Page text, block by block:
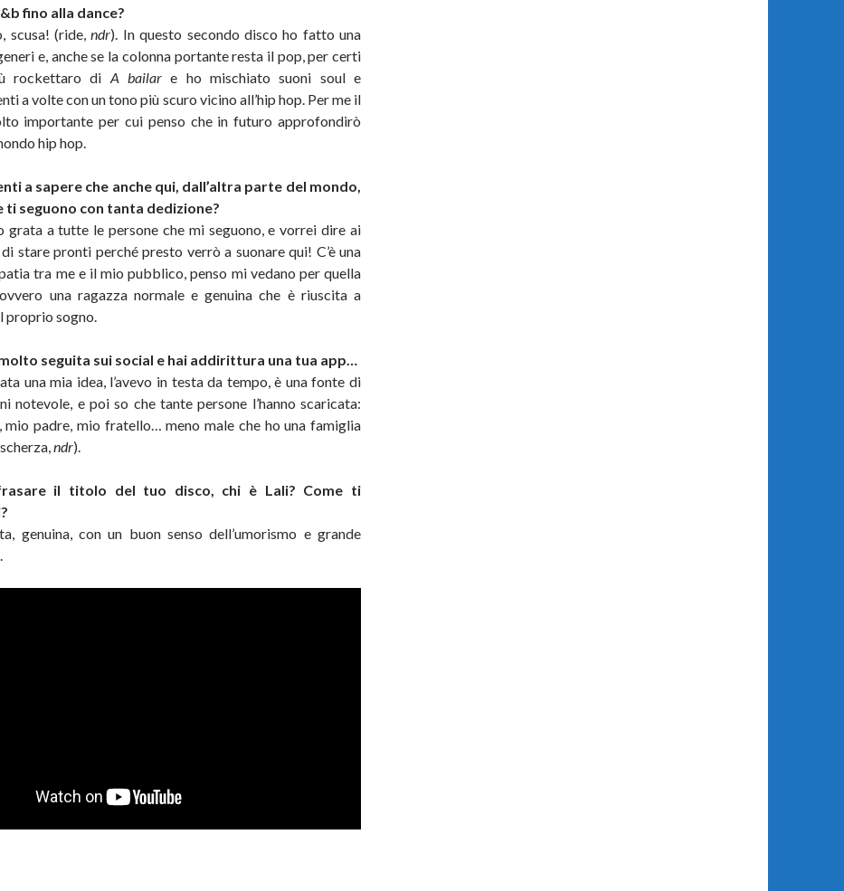
fino alla dance?
scusa! (ride,ndr). In questo secondo disco ho fatto una
e, anche se la colonna portante resta il pop, per certi
rockettaro di A bailar e ho mischiato suoni soul e
a volte con un tono più scuro vicino all’hip hop. Per me il
importante per cui penso che in futuro approfondirò
hip hop.
a sapere che anche qui, dall’altra parte del mondo,
ti seguono con tanta dedizione?
grata a tutte le persone che mi seguono, e vorrei dire ai
stare pronti perché presto verrò a suonare qui! C’è una
tra me e il mio pubblico, penso mi vedano per quella
una ragazza normale e genuina che è riuscita a
proprio sogno.
seguita sui social e hai addirittura una tua app…
una mia idea, l’avevo in testa da tempo, è una fonte di
notevole, e poi so che tante persone l’hanno scaricata:
mio padre, mio fratello… meno male che ho una famiglia
ndr).
il titolo del tuo disco, chi è Lali? Come ti
genuina, con un buon senso dell’umorismo e grande